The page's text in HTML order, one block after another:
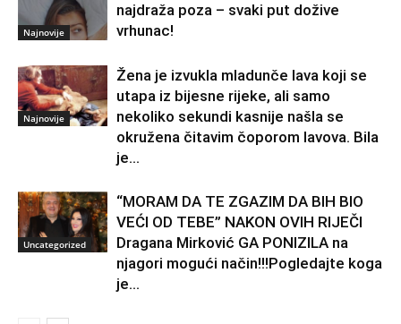
Najnovije
najdraža poza – svaki put dožive
vrhunac!
Najnovije
Žena je izvukla mladunče lava koji se
utapa iz bijesne rijeke, ali samo
nekoliko sekundi kasnije našla se
okružena čitavim čoporom lavova. Bila
je...
Uncategorized
“MORAM DA TE ZGAZIM DA BIH BIO
VEĆI OD TEBE” NAKON OVIH RIJEČI
Dragana Mirković GA PONIZILA na
njagori mogući način!!!Pogledajte koga
je...